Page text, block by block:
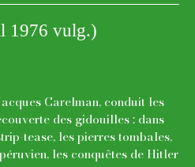
1976 vulg.)
Carelman, conduit les
des gidouilles : dans
tease, les pierres tombales,
les conquêtes de Hitler